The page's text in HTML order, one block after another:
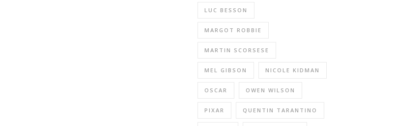
LUC BESSON
MARGOT ROBBIE
MARTIN SCORSESE
MEL GIBSON NICOLE KIDMAN
OSCAR OWEN WILSON
PIXAR QUENTIN TARANTINO